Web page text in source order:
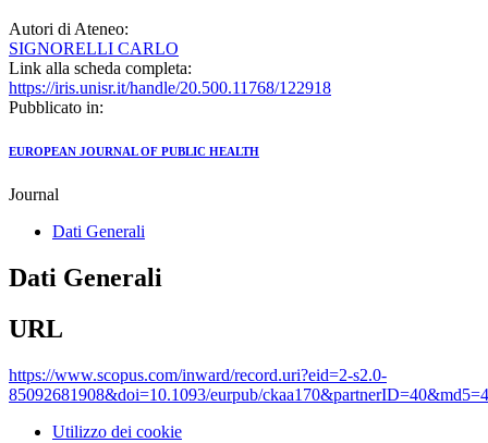
Autori di Ateneo:
SIGNORELLI CARLO
Link alla scheda completa:
https://iris.unisr.it/handle/20.500.11768/122918
Pubblicato in:
EUROPEAN JOURNAL OF PUBLIC HEALTH
Journal
Dati Generali
Dati Generali
URL
https://www.scopus.com/inward/record.uri?eid=2-s2.0-
85092681908&doi=10.1093/eurpub/
Utilizzo dei cookie